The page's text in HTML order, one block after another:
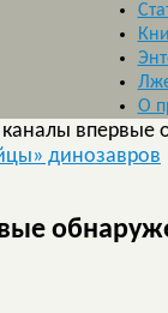
О
впервые
динозавров